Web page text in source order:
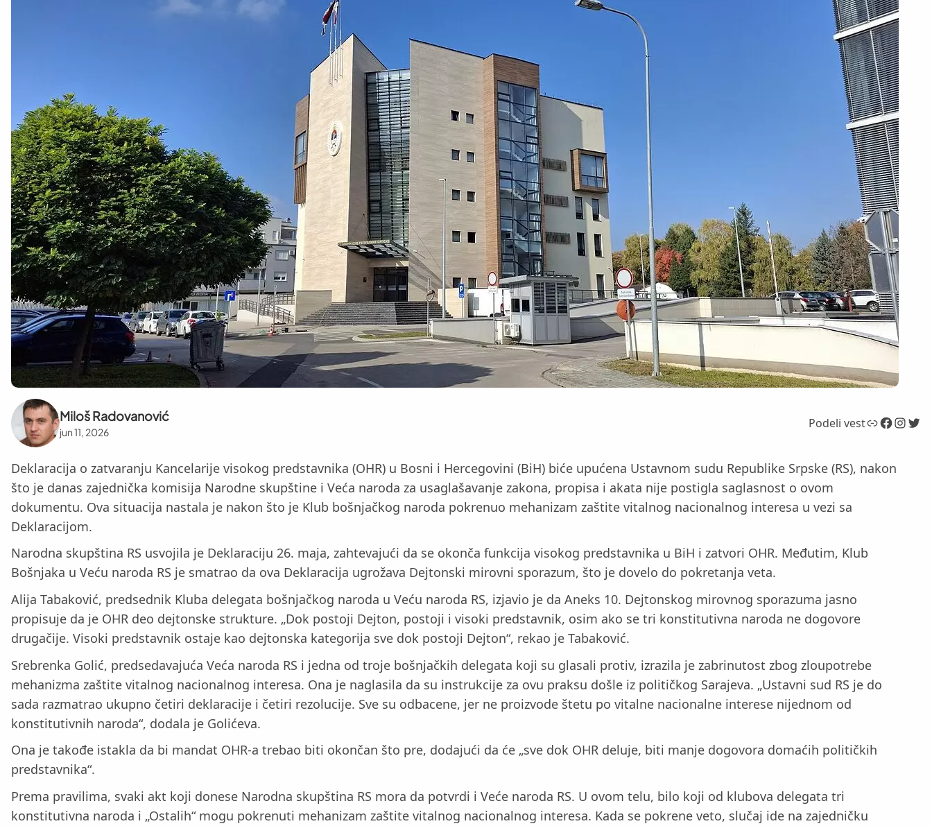
Miloš Radovanović
jun 11, 2026
Podeli vestLink Facebook InstagramTwitter
Deklaracija o zatvaranju Kancelarije visokog predstavnika (OHR) u Bosni i Hercegovini (BiH) biće upućena Ustavnom sudu Republike Srpske (RS), nakon
što je danas zajednička komisija Narodne skupštine i Veća naroda za usaglašavanje zakona, propisa i akata nije postigla saglasnost o ovom
dokumentu. Ova situacija nastala je nakon što je Klub bošnjačkog naroda pokrenuo mehanizam zaštite vitalnog nacionalnog interesa u vezi sa
Deklaracijom.
Narodna skupština RS usvojila je Deklaraciju 26. maja, zahtevajući da se okonča funkcija visokog predstavnika u BiH i zatvori OHR. Međutim, Klub
Bošnjaka u Veću naroda RS je smatrao da ova Deklaracija ugrožava Dejtonski mirovni sporazum, što je dovelo do pokretanja veta.
Alija Tabaković, predsednik Kluba delegata bošnjačkog naroda u Veću naroda RS, izjavio je da Aneks 10. Dejtonskog mirovnog sporazuma jasno
propisuje da je OHR deo dejtonske strukture. „Dok postoji Dejton, postoji i visoki predstavnik, osim ako se tri konstitutivna naroda ne dogovore
drugačije. Visoki predstavnik ostaje kao dejtonska kategorija sve dok postoji Dejton“, rekao je Tabaković.
Srebrenka Golić, predsedavajuća Veća naroda RS i jedna od troje bošnjačkih delegata koji su glasali protiv, izrazila je zabrinutost zbog zloupotrebe
mehanizma zaštite vitalnog nacionalnog interesa. Ona je naglasila da su instrukcije za ovu praksu došle iz političkog Sarajeva. „Ustavni sud RS je do
sada razmatrao ukupno četiri deklaracije i četiri rezolucije. Sve su odbacene, jer ne proizvode štetu po vitalne nacionalne interese nijednom od
konstitutivnih naroda“, dodala je Golićeva.
Ona je takođe istakla da bi mandat OHR-a trebao biti okončan što pre, dodajući da će „sve dok OHR deluje, biti manje dogovora domaćih političkih
predstavnika“.
Prema pravilima, svaki akt koji donese Narodna skupština RS mora da potvrdi i Veće naroda RS. U ovom telu, bilo koji od klubova delegata tri
konstitutivna naroda i „Ostalih“ mogu pokrenuti mehanizam zaštite vitalnog nacionalnog interesa. Kada se pokrene veto, slučaj ide na zajedničku